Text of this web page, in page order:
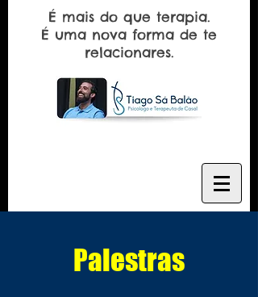
É mais do que terapia.
É uma nova forma de te
relacionares.
Palestras